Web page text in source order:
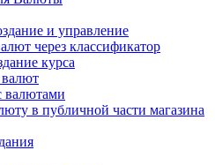
и управление
через классификатор
курса
валютами
в публичной части магазина